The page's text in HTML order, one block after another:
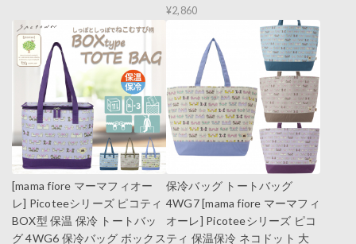
¥2,860
[mama fiore マーマフィオー
レ] Picoteeシリーズ ピコティ
BOX型 保温 保冷 トートバッ
グ 4WG6 保冷バッグ ボックス
保冷バッグ トートバッグ
4WG7 [mama fiore マーマフィ
オーレ] Picoteeシリーズ ピコ
ティ 保温保冷 ネコドット 大